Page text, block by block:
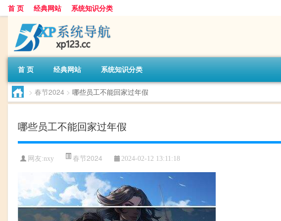
首 页 经典网站 系统知识分类
首 页 经典网站 系统知识分类
> 春节2024 > 哪些员工不能回家过年假
哪些员工不能回家过年假
网友:nxy 春节2024 2024-02-12 13:11:18